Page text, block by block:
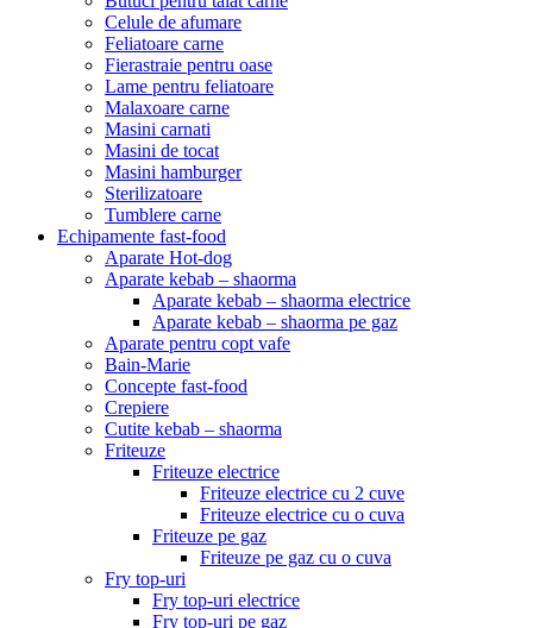
Celule de afumare
Feliatoare carne
Fierastraie pentru oase
Lame pentru feliatoare
Malaxoare carne
Masini carnati
Masini de tocat
Masini hamburger
Sterilizatoare
Tumblere carne
Echipamente fast-food
Aparate Hot-dog
Aparate kebab – shaorma
Aparate kebab – shaorma electrice
Aparate kebab – shaorma pe gaz
Aparate pentru copt vafe
Bain-Marie
Concepte fast-food
Crepiere
Cutite kebab – shaorma
Friteuze
Friteuze electrice
Friteuze electrice cu 2 cuve
Friteuze electrice cu o cuva
Friteuze pe gaz
Friteuze pe gaz cu o cuva
Fry top-uri
Fry top-uri electrice
Fry top-uri pe gaz